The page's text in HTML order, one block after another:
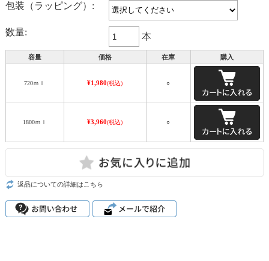
包装（ラッピング）:
数量: 本
容量 価格 在庫 購入
720ｍｌ ¥1,980(税込) ○
1800ｍｌ ¥3,960(税込) ○
返品についての詳細はこちら